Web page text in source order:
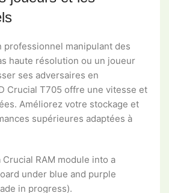
professionnel manipulant des
haute résolution ou un joueur
ses adversaires en
Crucial T705 offre une vitesse et
Améliorez votre stockage et
supérieures adaptées à